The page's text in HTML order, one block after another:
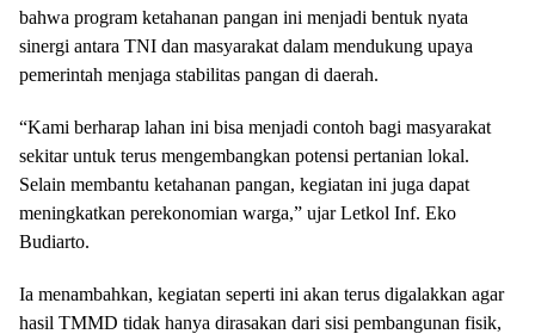
bahwa program ketahanan pangan ini menjadi bentuk nyata
sinergi antara TNI dan masyarakat dalam mendukung upaya
pemerintah menjaga stabilitas pangan di daerah.
“Kami berharap lahan ini bisa menjadi contoh bagi masyarakat
sekitar untuk terus mengembangkan potensi pertanian lokal.
Selain membantu ketahanan pangan, kegiatan ini juga dapat
meningkatkan perekonomian warga,” ujar Letkol Inf. Eko
Budiarto.
Ia menambahkan, kegiatan seperti ini akan terus digalakkan agar
hasil TMMD tidak hanya dirasakan dari sisi pembangunan fisik,